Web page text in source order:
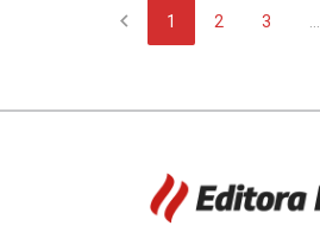
chevron_left 1 2 3 ...